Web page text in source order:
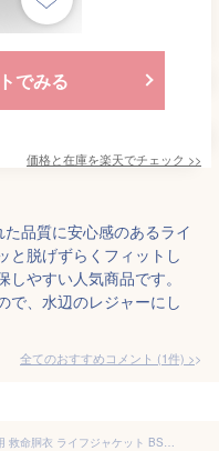
でみる
価格と在庫を楽天でチェック >>
品質に安心感のあるライ
と脱げずらくフィットし
やすい人気商品です。
で、水辺のレジャーにし
全てのおすすめコメント (1件) >
高階救命器具 Bluestorm ヒューペ 小児用 救命胴衣 ライフジャケット BSJ-212Y Lサイズ レッド 国土交通省型式承認品 タイプA 桜マーク 子供 幼児 キッズ 船 ボート 川 海 プール